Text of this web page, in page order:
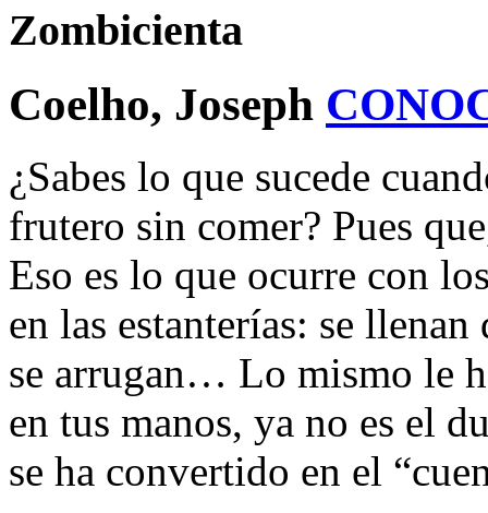
Zombicienta
Coelho, Joseph
¿Sabes lo que sucede
frutero sin comer? Pues
Eso es lo que ocurre con
en las estanterías: se
se arrugan… Lo mismo le
en tus manos, ya no es el
se ha convertido en el